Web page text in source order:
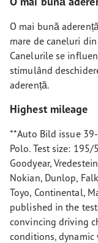
O mai bună
mare de caneluri
Canelurile se
stimulând
aderență.
Highest mileage
**Auto Bild issue
Polo. Test size: 195/
Goodyear,
Nokian, Dunlop,
Toyo, Continental,
published in the
convincing driving
conditions, dynamic